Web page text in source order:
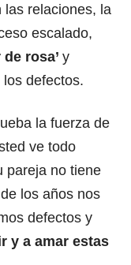
las relaciones, la
escalado,
rosa’ y
defectos.
la fuerza de
ve todo
pareja no tiene
los años nos
defectos y
y a amar estas